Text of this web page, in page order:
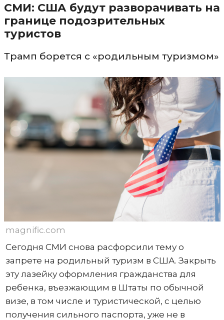
СМИ: США будут разворачивать на
границе подозрительных
туристов
Трамп борется с «родильным туризмом»
magnific.com
Сегодня СМИ снова расфорсили тему о
запрете на родильный туризм в США. Закрыть
эту лазейку оформления гражданства для
ребенка, въезжающим в Штаты по обычной
визе, в том числе и туристической, с целью
получения сильного паспорта, уже не в